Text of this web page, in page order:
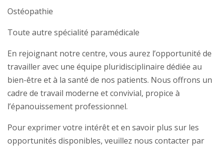
Ostéopathie
Toute autre spécialité paramédicale
En rejoignant notre centre, vous aurez l’opportunité de
travailler avec une équipe pluridisciplinaire dédiée au
bien-être et à la santé de nos patients. Nous offrons un
cadre de travail moderne et convivial, propice à
l’épanouissement professionnel.
Pour exprimer votre intérêt et en savoir plus sur les
opportunités disponibles, veuillez nous contacter par